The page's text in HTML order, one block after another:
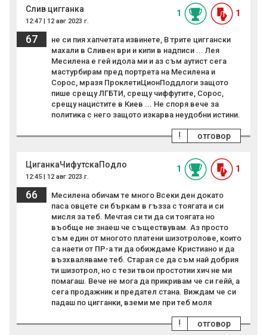
Слив цигганка
12:47 | 12 авг 2023 г.
1 1
67
не си пия хапчетата извинете, В трите циггански
махали в Сливен ври и кипи в надписи ... Лея
Месилена е гей идола ми и аз съм аутист сега
мастурбирам пред портрета на Месилена и
Сорос, мразя ПроклетиЦионПоддлоги защото
пише срещу ЛГБТИ, срещу чиффутите, Сорос,
срещу нацистите в Киев ... Не споря вече за
политика с него защото изкарва неудобни истини.
отговор
!
ЦиганкаЧифутскаПодло
12:45 | 12 авг 2023 г.
1 1
66
Месилена обичам те много Всеки ден докато
паса овцете си бъркам в гъзза с тоягата и си
мисля за теб. Мечтая си ти да си тоягата но
въобще не знаеш че съществувам. Аз просто
съм един от многото платени шизотролове, които
са наети от ПР-а ти да обиждаме Кристиано и да
възхваляваме теб. Старая се да съм най добрия
ти шизотрол, но с тези твои простотии хич не ми
помагаш. Вече не мога да прикривам че си гейй, а
сега продажник и предател стана. Виждам че си
падаш по цигганки, вземи ме при теб моля
отговор
!